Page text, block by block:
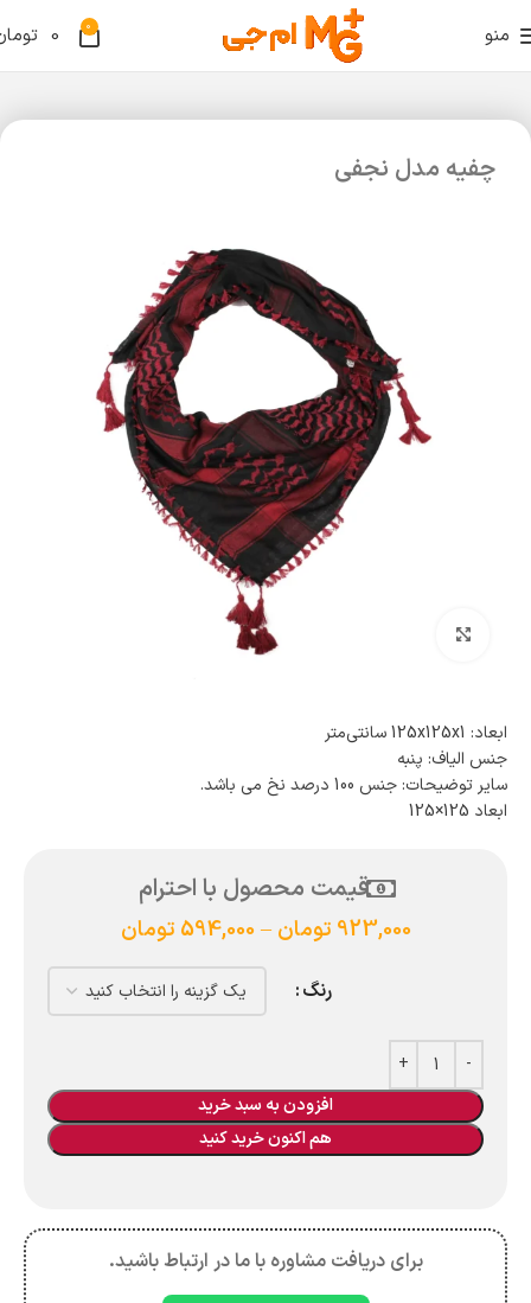
منو 0
0
چفیه مدل نجفی
ابعاد: 125x125x1 سانتی‌متر
جنس الیاف: پنبه
سایر توضیحات: جنس 100 درصد نخ می باشد.
ابعاد 125×125
قیمت محصول با احترام
923,000 تومان –
594,000 تومان
رنگ
افزودن به سبد خرید
هم اکنون خرید کنید
برای دریافت مشاوره با ما در ارتباط باشید.